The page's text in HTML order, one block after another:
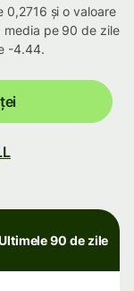
0,2716 și o valoare
media pe 90 de zile
-4.44.
90 de zile